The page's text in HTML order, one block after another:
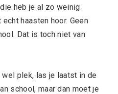
heb je al zo weinig.
haasten hoor. Geen
Dat is toch niet van
plek, las je laatst in de
school, maar dan moet je